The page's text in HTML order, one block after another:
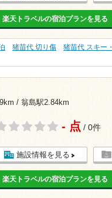
楽天トラベルの宿泊プランを見る
猪苗代 切り傷 猪苗代 スキー
/ 翁島駅2.84km
- 点 / 0件
施設情報を見る
楽天トラベルの宿泊プランを見る